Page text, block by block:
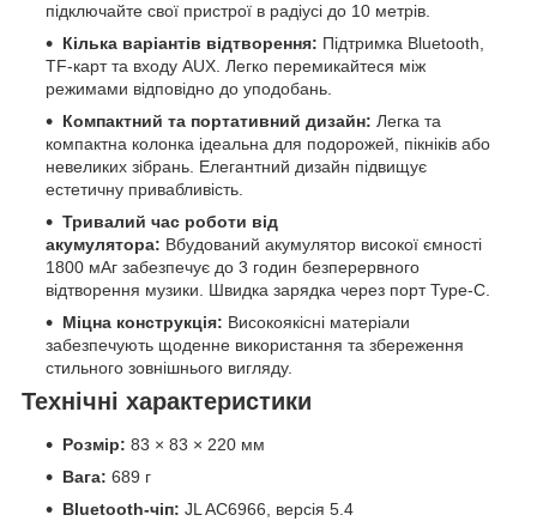
підключайте свої пристрої в радіусі до 10 метрів.
Кілька варіантів відтворення: Підтримка Bluetooth,
TF-карт та входу AUX. Легко перемикайтеся між
режимами відповідно до уподобань.
Компактний та портативний дизайн: Легка та
компактна колонка ідеальна для подорожей, пікніків або
невеликих зібрань. Елегантний дизайн підвищує
естетичну привабливість.
Тривалий час роботи від
акумулятора: Вбудований акумулятор високої ємності
1800 мАг забезпечує до 3 годин безперервного
відтворення музики. Швидка зарядка через порт Type-C.
Міцна конструкція: Високоякісні матеріали
забезпечують щоденне використання та збереження
стильного зовнішнього вигляду.
Технічні характеристики
Розмір: 83 × 83 × 220 мм
Вага: 689 г
Bluetooth-чіп: JL AC6966, версія 5.4